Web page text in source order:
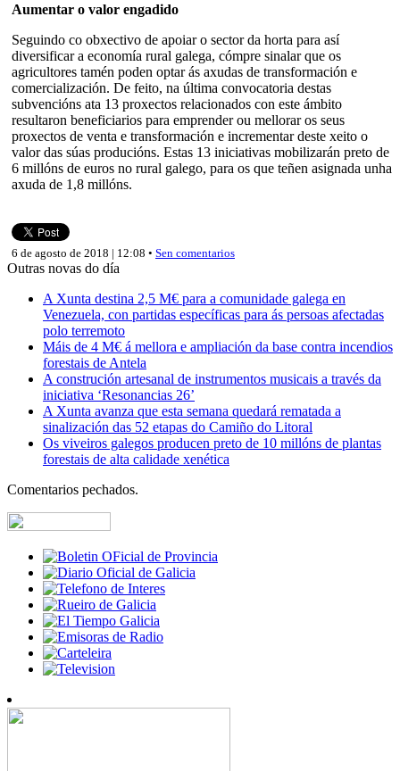
Aumentar o valor engadido
Seguindo co obxectivo de apoiar o sector da horta para así
diversificar a economía rural galega, cómpre sinalar que os
agricultores tamén poden optar ás axudas de transformación e
comercialización. De feito, na última convocatoria destas
subvencións ata 13 proxectos relacionados con este ámbito
resultaron beneficiarios para emprender ou mellorar os seus
proxectos de venta e transformación e incrementar deste xeito o
valor das súas producións. Estas 13 iniciativas mobilizarán preto de
6 millóns de euros no rural galego, para os que teñen asignada unha
axuda de 1,8 millóns.
6 de agosto de 2018 | 12:08 • Sen comentarios
Outras novas do día
A Xunta destina 2,5 M€ para a comunidade galega en
Venezuela, con partidas específicas para ás persoas afectadas
polo terremoto
Máis de 4 M€ á mellora e ampliación da base contra incendios
forestais de Antela
A construción artesanal de instrumentos musicais a través da
iniciativa ‘Resonancias 26’
A Xunta avanza que esta semana quedará rematada a
sinalización das 52 etapas do Camiño do Litoral
Os viveiros galegos producen preto de 10 millóns de plantas
forestais de alta calidade xenética
Comentarios pechados.